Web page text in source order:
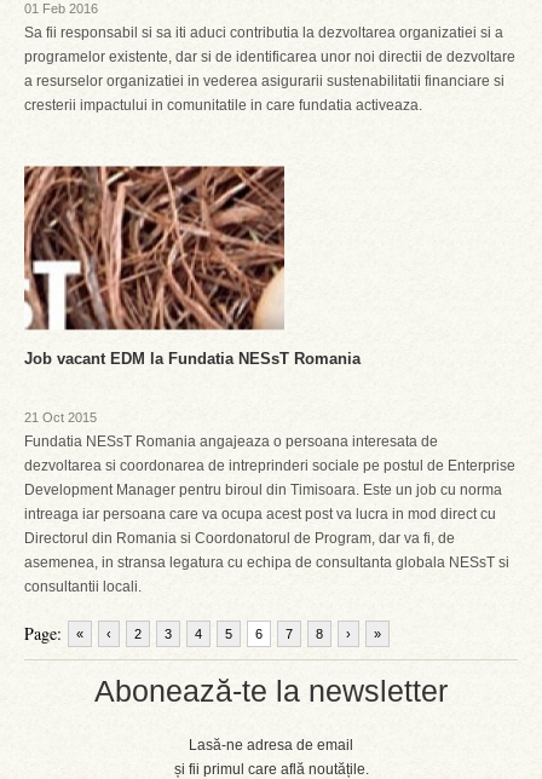
Abonează-te la newsletter
Lasă-ne adresa de email
și fii primul care află noutățile.
01 Feb 2016
Sa fii responsabil si sa iti aduci contributia la dezvoltarea organizatiei si a
programelor existente, dar si de identificarea unor noi directii de dezvoltare
a resurselor organizatiei in vederea asigurarii sustenabilitatii financiare si
cresterii impactului in comunitatile in care fundatia activeaza.
Job vacant EDM la Fundatia NESsT Romania
21 Oct 2015
Fundatia NESsT Romania angajeaza o persoana interesata de
dezvoltarea si coordonarea de intreprinderi sociale pe postul de Enterprise
Development Manager pentru biroul din Timisoara. Este un job cu norma
intreaga iar persoana care va ocupa acest post va lucra in mod direct cu
Directorul din Romania si Coordonatorul de Program, dar va fi, de
asemenea, in stransa legatura cu echipa de consultanta globala NESsT si
consultantii locali.
Page: « ‹ 2 3 4 5 6 7 8 › »